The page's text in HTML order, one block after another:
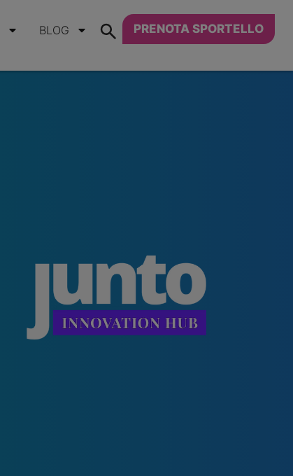
BLOG PRENOTA SPORTELLO